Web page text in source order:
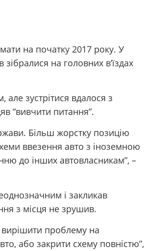
на початку 2017 року. У
зібралися на головних в’їздах
зустрітися вдалося з
“вивчити питання”.
Більш жорстку позицію
ввезення авто з іноземною
до інших автовласникам”, –
і закликав
з місця не зрушив.
проблему на
або закрити схему повністю”,